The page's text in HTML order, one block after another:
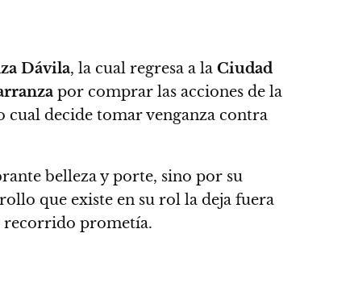
Dávila, la cual regresa a la Ciudad
por comprar las acciones de la
cual decide tomar venganza contra
belleza y porte, sino por su
que existe en su rol la deja fuera
recorrido prometía.